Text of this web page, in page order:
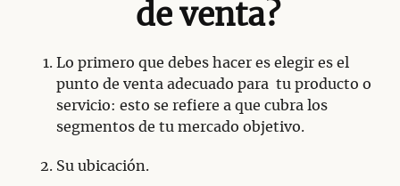
de venta?
Lo primero que debes hacer es elegir es el
punto de venta adecuado para tu producto o
servicio: esto se refiere a que cubra los
segmentos de tu mercado objetivo.
Su ubicación.